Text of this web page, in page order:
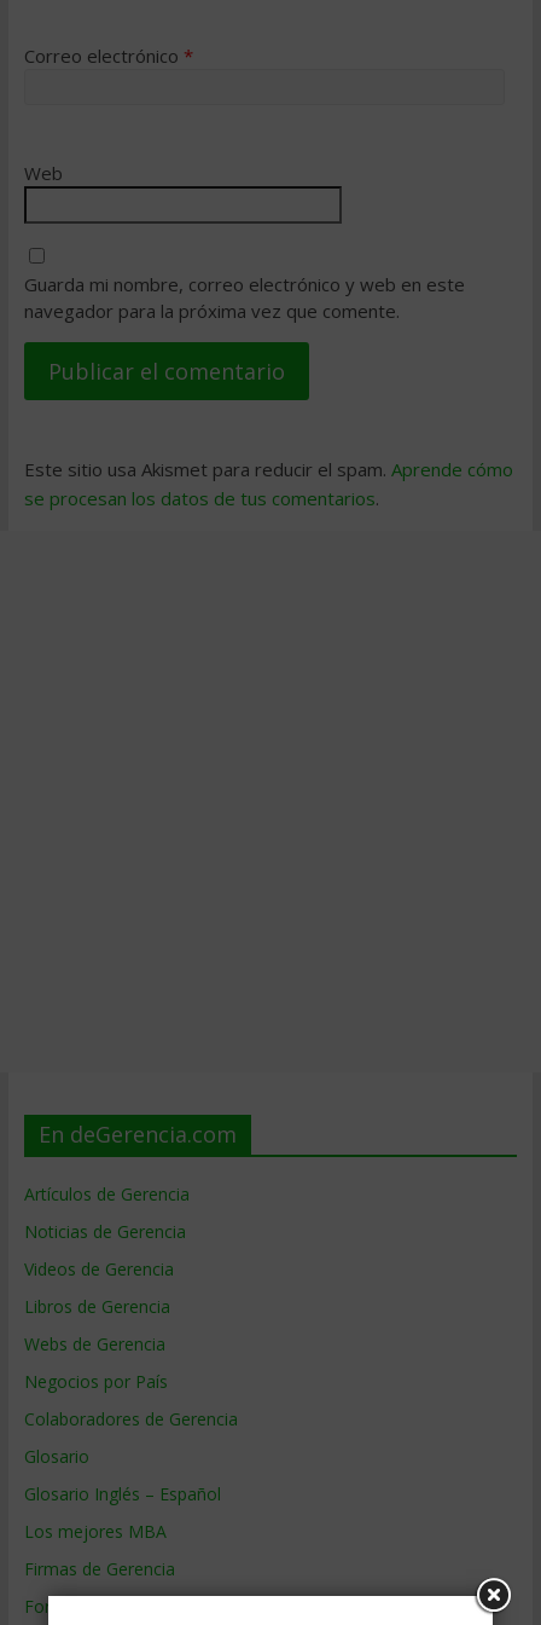
Correo electrónico *
Web
Guarda mi nombre, correo electrónico y web en este
navegador para la próxima vez que comente.
Este sitio usa Akismet para reducir el spam. Aprende cómo
se procesan los datos de tus comentarios.
En deGerencia.com
Artículos de Gerencia
Noticias de Gerencia
Videos de Gerencia
Libros de Gerencia
Webs de Gerencia
Negocios por País
Colaboradores de Gerencia
Glosario
Glosario Inglés – Español
Los mejores MBA
Firmas de Gerencia
Formación de Gerencia